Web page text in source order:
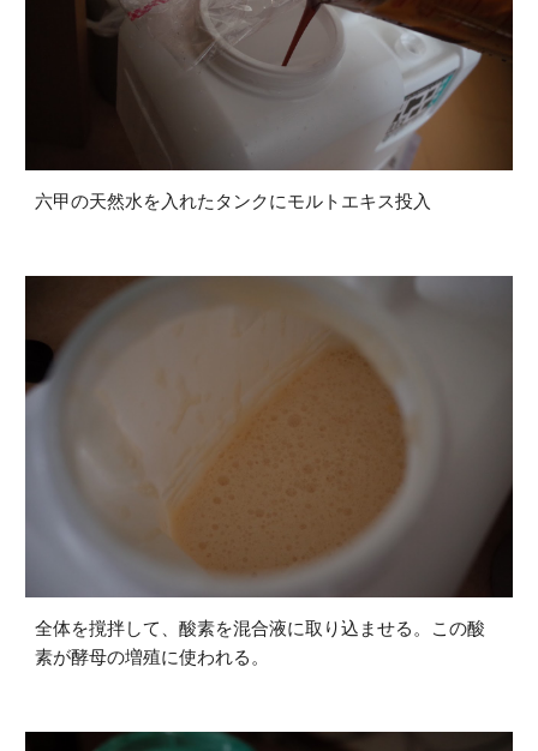
六甲の天然水を入れたタンクにモルトエキス投入
全体を撹拌して、酸素を混合液に取り込ませる。この酸
素が酵母の増殖に使われる。